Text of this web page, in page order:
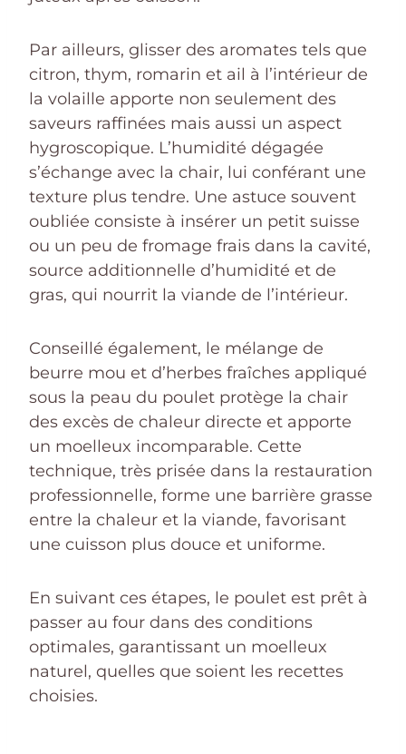
Par ailleurs, glisser des aromates tels que
citron, thym, romarin et ail à l’intérieur de
la volaille apporte non seulement des
saveurs raffinées mais aussi un aspect
hygroscopique. L’humidité dégagée
s’échange avec la chair, lui conférant une
texture plus tendre. Une astuce souvent
oubliée consiste à insérer un petit suisse
ou un peu de fromage frais dans la cavité,
source additionnelle d’humidité et de
gras, qui nourrit la viande de l’intérieur.
Conseillé également, le mélange de
beurre mou et d’herbes fraîches appliqué
sous la peau du poulet protège la chair
des excès de chaleur directe et apporte
un moelleux incomparable. Cette
technique, très prisée dans la restauration
professionnelle, forme une barrière grasse
entre la chaleur et la viande, favorisant
une cuisson plus douce et uniforme.
En suivant ces étapes, le poulet est prêt à
passer au four dans des conditions
optimales, garantissant un moelleux
naturel, quelles que soient les recettes
choisies.